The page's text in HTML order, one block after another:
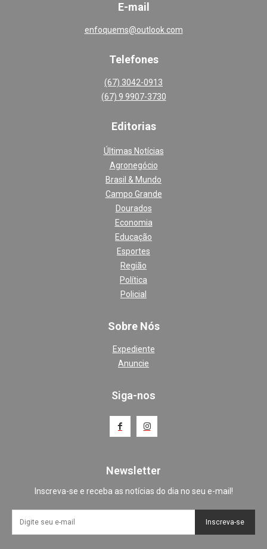
E-mail
enfoquems@outlook.com
Telefones
(67) 3042-0913
(67) 9 9907-3730
Editorias
Últimas Notícias
Agronegócio
Brasil & Mundo
Campo Grande
Dourados
Economia
Educação
Esportes
Região
Política
Policial
Sobre Nós
Expediente
Anuncie
Siga-nos
Newsletter
Inscreva-se e receba as notícias do dia no seu e-mail!
Inscreva-se